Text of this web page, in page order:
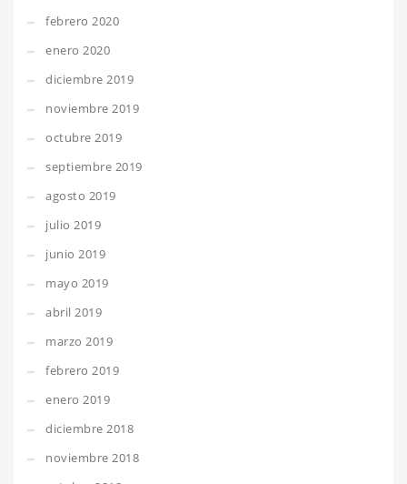
febrero 2020
enero 2020
diciembre 2019
noviembre 2019
octubre 2019
septiembre 2019
agosto 2019
julio 2019
junio 2019
mayo 2019
abril 2019
marzo 2019
febrero 2019
enero 2019
diciembre 2018
noviembre 2018